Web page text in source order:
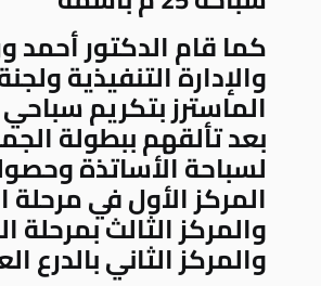
كما قام الدكتور أحمد
والإدارة التنفيذية
الماسترز بتكريم
بعد تألقهم ببطولة
لسباحة الأساتذة
المركز الأول في
والمركز الثالث بمرحلة
والمركز الثاني بالدرع